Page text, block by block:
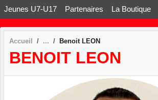
Jeunes U7-U17 Partenaires La Boutique
Accueil Benoit LEON
BENOIT LEON